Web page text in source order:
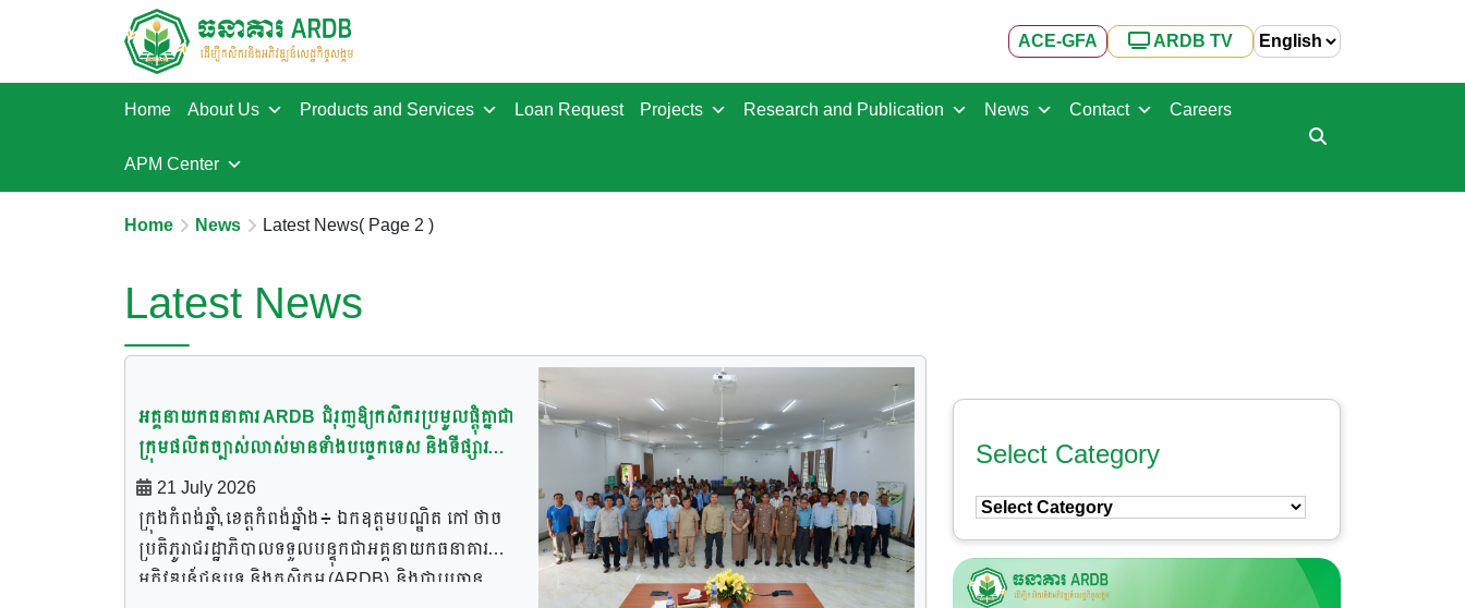
ACE-GFA ARDB TV
Home About Us Products and Services Loan Request Projects Research and Publication News Contact Careers
APM Center
Home News Latest News( Page 2 )
Latest News
អគ្គនាយកធនាគារ ARDB ជំរុញឱ្យកសិករប្រមូលផ្តុំគ្នាជា
ក្រុមផលិតច្បាស់លាស់មានទាំងបច្ចេកទេស និងទីផ្សារ
ព្រមទាំងងាកមកប្រើប្រាស់ឥណទានរបស់ ARDB ដើម្បី
អាជីវកម្មរីកចម្រើន
21 July 2026
ក្រុងកំពង់ឆ្នាំ,ខេត្តកំពង់ឆ្នាំង៖ ឯកឧត្តមបណ្ឌិត កៅ ថាច
ប្រតិភូរាជរដ្ឋាភិបាលទទួលបន្ទុកជាអគ្គនាយកធនាគារ
អភិវឌ្ឍន៍ជនបទ និងកសិកម្ម (ARDB) និងជាប្រធាន
Select Category
Select
Category